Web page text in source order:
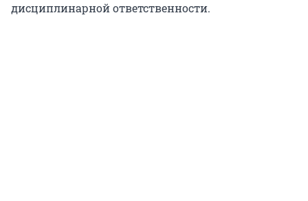
дисциплинарной ответственности.